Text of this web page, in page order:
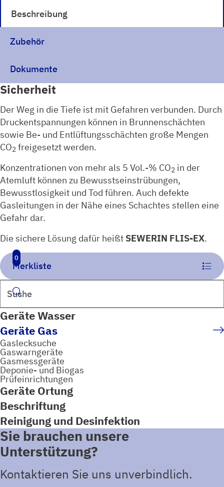
Merkliste
0
Suchen
Geräte Wasser
Geräte Gas
Gaslecksuche
Gaswarngeräte
Gasmessgeräte
Deponie- und Biogas
Prüfeinrichtungen
Geräte Ortung
Beschriftung
Reinigung und Desinfektion
Beschreibung
Zubehör
Dokumente
Sicherheit
Der Weg in die Tiefe ist mit Gefahren verbunden. Durch
Druckentspannungen können in Brunnenschächten
sowie Be- und Entlüftungsschächten große Mengen
CO2 freigesetzt werden.
Konzentrationen von mehr als 5 Vol.-% CO2 in der
Atemluft können zu Bewusstseinstrübungen,
Bewusstlosigkeit und Tod führen. Auch defekte
Gasleitungen in der Nähe eines Schachtes stellen eine
Gefahr dar.
Die sichere Lösung dafür heißt SEWERIN FLIS-EX.
Sie brauchen unsere
Unterstützung?
Kontaktieren Sie uns unverbindlich.